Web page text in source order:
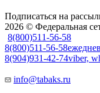
Подписаться на
2026 © Федеральная
8(800)511-56-58
8(800)511-56-58
8(904)931-42-74viber,
info@tabaks.ru